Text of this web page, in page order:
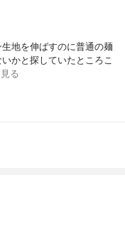
地を伸ばすのに普通の麺
かと探していたところこ
る